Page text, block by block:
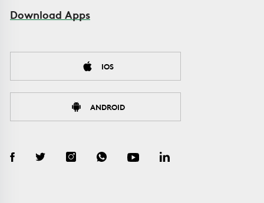
Download Apps
IOS
ANDROID